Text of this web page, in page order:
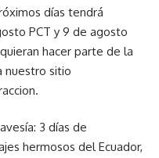
días tendrá
PCT y 9 de agosto
hacer parte de la
nuestro sitio
3 días de
hermosos del Ecuador,